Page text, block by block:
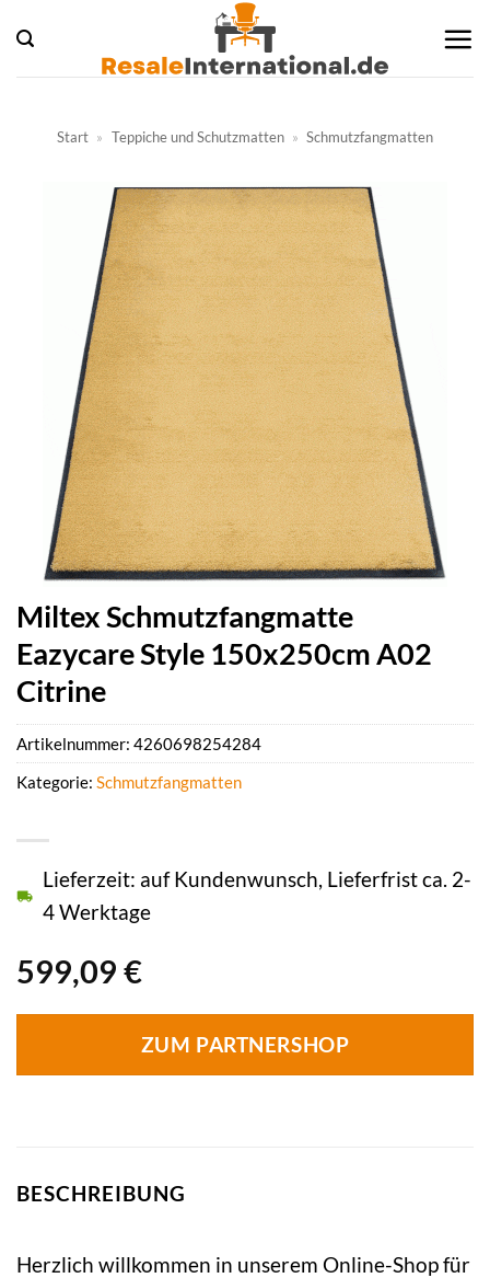
Inhalt
springen
Start » Teppiche und Schutzmatten » Schmutzfangmatten
Miltex Schmutzfangmatte
Eazycare Style 150x250cm A02
Citrine
599,09 €
Lieferzeit: auf Kundenwunsch, Lieferfrist ca. 2-
4 Werktage
ZUM PARTNERSHOP
Artikelnummer: 4260698254284
Kategorie: Schmutzfangmatten
BESCHREIBUNG
Herzlich willkommen in unserem Online-Shop für